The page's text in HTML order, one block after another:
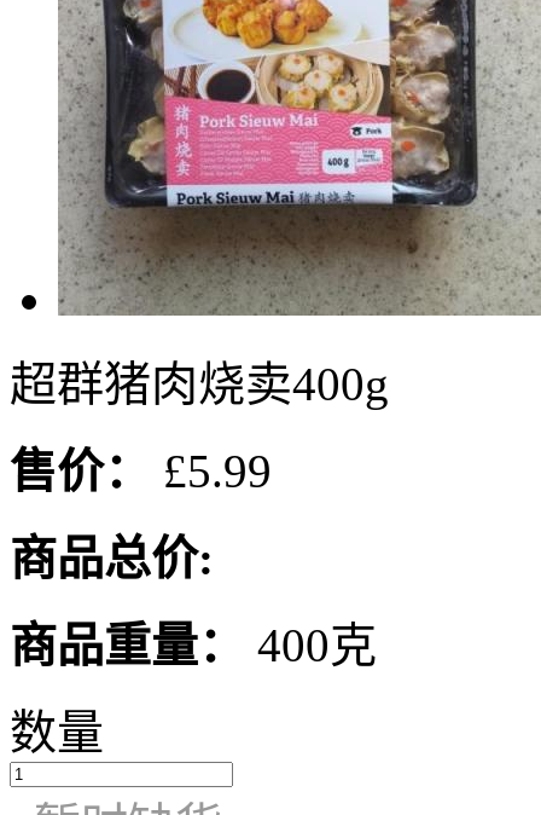
超群猪肉烧卖400g
售价：
£5.99
商品总价:
商品重量：
400克
数量